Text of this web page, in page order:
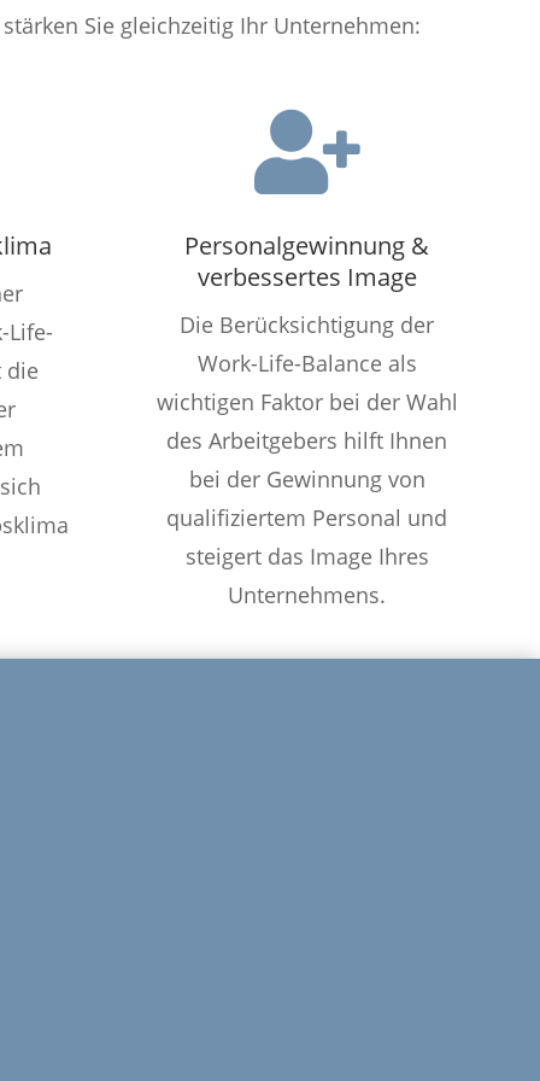
Sie gleichzeitig Ihr Unternehmen:
Life-
die

Personalgewinnung &
verbessertes Image
Die Berücksichtigung der
Work-Life-Balance als
wichtigen Faktor bei der Wahl
des Arbeitgebers hilft Ihnen
bei der Gewinnung von
qualifiziertem Personal und
steigert das Image Ihres
Unternehmens.